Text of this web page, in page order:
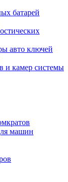
батарей
авто ключей
и камер системы
машин